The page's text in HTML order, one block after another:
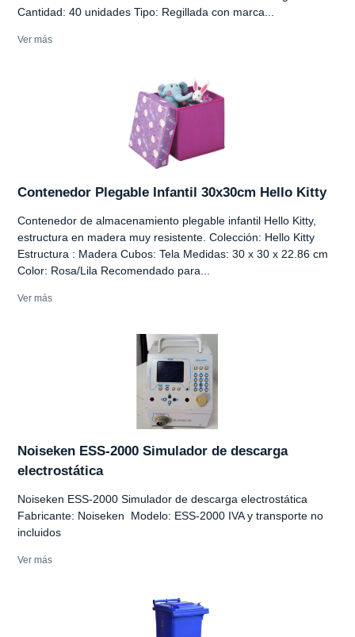
Cantidad: 40 unidades Tipo: Regillada con marca...
Ver más
Contenedor Plegable Infantil 30x30cm Hello Kitty
Contenedor de almacenamiento plegable infantil Hello Kitty,
estructura en madera muy resistente. Colección: Hello Kitty
Estructura : Madera Cubos: Tela Medidas: 30 x 30 x 22.86 cm
Color: Rosa/Lila Recomendado para...
Ver más
Noiseken ESS-2000 Simulador de descarga
electrostática
Noiseken ESS-2000 Simulador de descarga electrostática
Fabricante: Noiseken Modelo: ESS-2000 IVA y transporte no
incluidos
Ver más